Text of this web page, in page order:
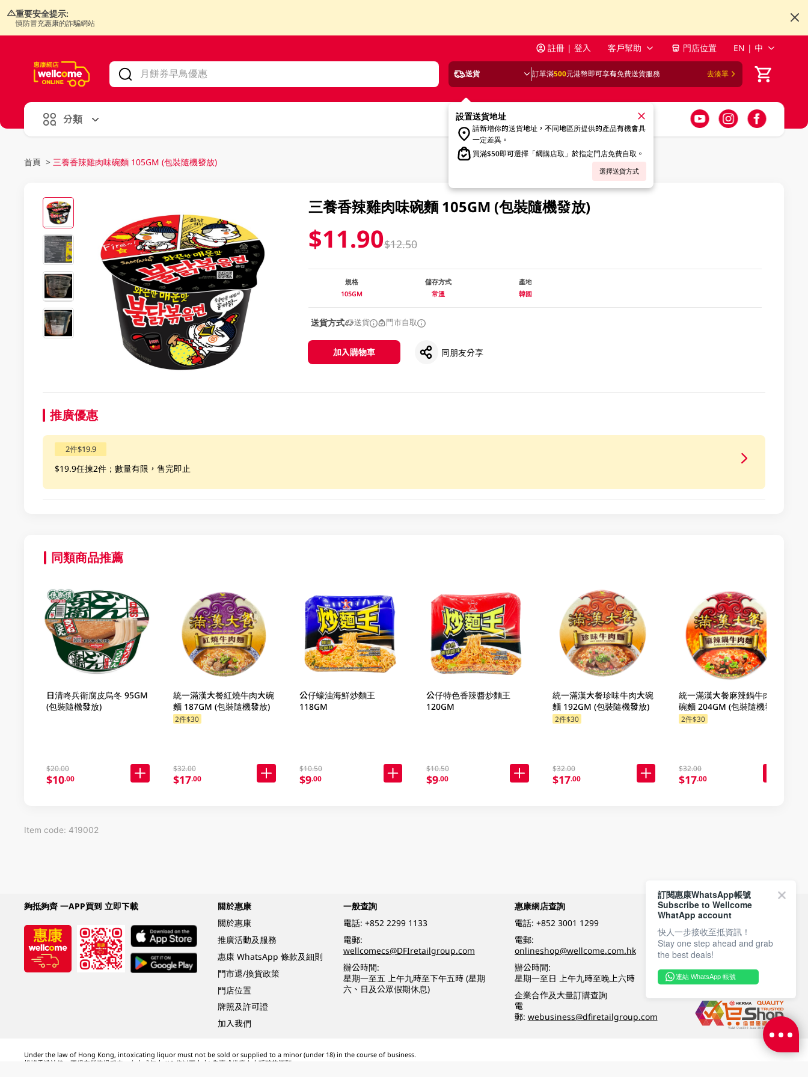
重要安全提示:
慎防冒充惠康的詐騙網站
註冊 | 登入 客戶幫助 門店位置 EN | 中
送貨 訂單滿500元港幣即可享有免費送貨服務 去湊單
設置送貨地址
請新增你的送貨地址，不同地區所提供的產品有機會具
一定差異。
買滿$50即可選擇「網購店取」於指定門店免費自取。
選擇送貨方式
分類
首頁 > 三養香辣雞肉味碗麵 105GM (包裝隨機發放)
三養香辣雞肉味碗麵 105GM (包裝隨機發放)
$11.90$12.50
規格
105GM
儲存方式
常溫
產地
韓國
送貨方式 送貨 門市自取
加入購物車 同朋友分享
推廣優惠
2件$19.9
$19.9任揀2件；數量有限，售完即止
同類商品推薦
日清咚兵衛腐皮烏冬 95GM
(包裝隨機發放)
$20.00
$10.00
統一滿漢大餐紅燒牛肉大碗
麵 187GM (包裝隨機發放)
2件$30
$32.00
$17.00
公仔蠔油海鮮炒麵王
118GM
$10.50
$9.00
公仔特色香辣醬炒麵王
120GM
$10.50
$9.00
統一滿漢大餐珍味牛肉大碗
麵 192GM (包裝隨機發放)
2件$30
$32.00
$17.00
統一滿漢大餐麻辣鍋牛肉大
碗麵 204GM (包裝隨機發放)
2件$30
$32.00
$17.00
Item code: 419002
夠抵夠齊 一APP買到 立即下載
關於惠康
關於惠康
推廣活動及服務
惠康 WhatsApp 條款及細則
門市退/換貨政策
門店位置
牌照及許可證
加入我們
一般查詢
電話: +852 2299 1133
電郵:
wellcomecs@DFIretailgroup.com
辦公時間:
星期一至五 上午九時至下午五時 (星期
六、日及公眾假期休息)
惠康網店查詢
電話: +852 3001 1299
電郵:
onlineshop@wellcome.com.hk
辦公時間:
星期一至日 上午九時至晚上六時
企業合作及大量訂購查詢
電
郵: webusiness@dfiretailgroup.com
付款方式
關注我們
Under the law of Hong Kong, intoxicating liquor must not be sold or supplied to a minor (under 18) in the course of business.
根據香港法律，不得在業務過程中，向未成年人 (18 歲以下人士) 售賣或供應令人醺醉的酒類。
訂閱惠康WhatsApp帳號
Subscribe to Wellcome
WhatApp account
快人一步接收至抵資訊！
Stay one step ahead and grab
the best deals!
連結 WhatsApp 帳號